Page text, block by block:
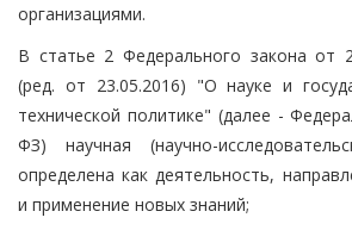
организациями.
В статье 2 Федерального закона от
(ред. от 23.05.2016) "О науке и
технической политике" (далее -
ФЗ) научная (научно-
определена как деятельность,
и применение новых знаний;